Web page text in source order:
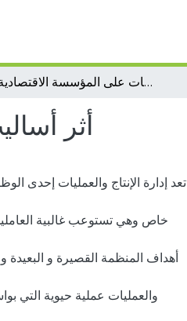
أثر أساليب إدارة الإنتاج والعمليات على المؤسسة الاقتصادية
أثر
تعد إدارة الإنتاج والعمليات إحدى
خاص وهي تستوعب غالبية
أهداف المنظمة القصيرة و البعيدة
والعمليات عملية حيوية التي